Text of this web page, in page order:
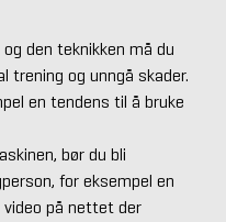
den teknikken må du
trening og unngå skader.
en tendens til å bruke
bør du bli
for eksempel en
video på nettet der